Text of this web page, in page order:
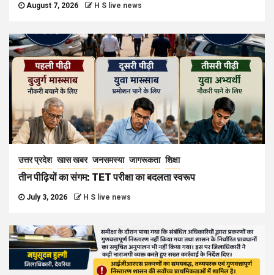
August 7, 2026 H S live news
उत्तर प्रदेश खास खबर जनसमस्या जागरूकता शिक्षा
तीन पीढ़ियों का संगम: TET परीक्षा का बदलता स्वरूप
July 3, 2026 H S live news